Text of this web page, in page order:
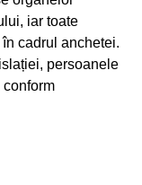
iar toate
cadrul anchetei.
persoanele